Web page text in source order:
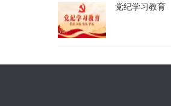
党纪学习教育